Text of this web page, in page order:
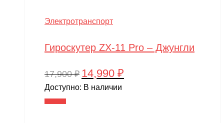
Электротранспорт
Гироскутер ZX-11 Pro – Джунгли
17,900₽ Первоначальная
цена
14,990 ₽
Доступно: В наличии